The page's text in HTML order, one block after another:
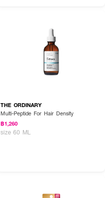
THE ORDINARY
Multi-Peptide For Hair Density
฿1,260
size 60 ML